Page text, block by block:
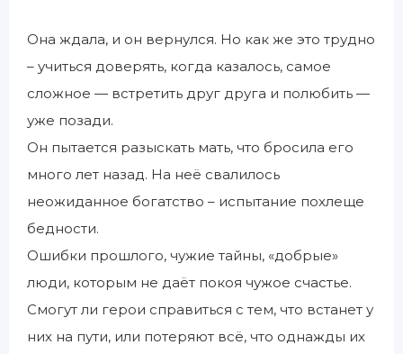
Она ждала, и он вернулся. Но как же это трудно
– учиться доверять, когда казалось, самое
сложное — встретить друг друга и полюбить —
уже позади.
Он пытается разыскать мать, что бросила его
много лет назад. На неё свалилось
неожиданное богатство – испытание похлеще
бедности.
Ошибки прошлого, чужие тайны, «добрые»
люди, которым не даёт покоя чужое счастье.
Смогут ли герои справиться с тем, что встанет у
них на пути, или потеряют всё, что однажды их